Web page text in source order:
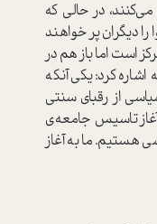
در حالی که
دیگران پر خواهند
است اما باز هم در
کرد: یکی آنکه
از رقبای سنتی
تاسیس جامعه‌ی
هستیم. ما به آغاز